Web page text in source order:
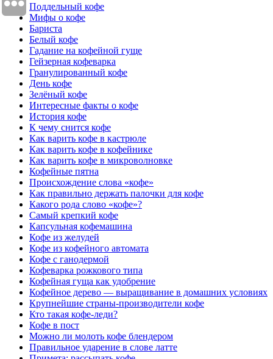
Поддельный кофе
Мифы о кофе
Бариста
Белый кофе
Гадание на кофейной гуще
Гейзерная кофеварка
Гранулированный кофе
День кофе
Зелёный кофе
Интересные факты о кофе
История кофе
К чему снится кофе
Как варить кофе в кастрюле
Как варить кофе в кофейнике
Как варить кофе в микроволновке
Кофейные пятна
Происхождение слова «кофе»
Как правильно держать палочки для кофе
Какого рода слово «кофе»?
Самый крепкий кофе
Капсульная кофемашина
Кофе из желудей
Кофе из кофейного автомата
Кофе с ганодермой
Кофеварка рожкового типа
Кофейная гуща как удобрение
Кофейное дерево — выращивание в домашних условиях
Крупнейшие страны-производители кофе
Кто такая кофе-леди?
Кофе в пост
Можно ли молоть кофе блендером
Правильное ударение в слове латте